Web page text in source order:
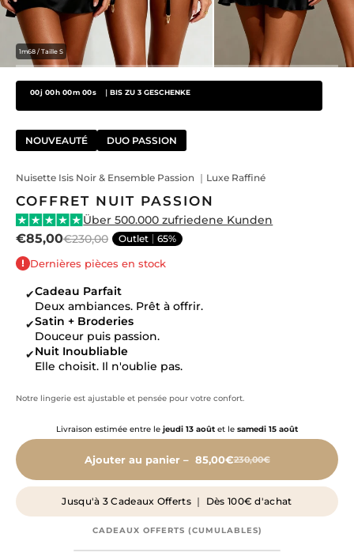
1m68 / Taille S
00j 00h 00m 00s ｜BIS ZU 3 GESCHENKE
NOUVEAUTÉ DUO PASSION
Nuisette Isis Noir & Ensemble Passion ｜Luxe Raffiné
COFFRET NUIT PASSION
Über 500.000 zufriedene Kunden
€85,00€230,00 Outlet 65%
Dernières pièces en stock
✔Cadeau Parfait
Deux ambiances. Prêt à offrir.
✔Satin + Broderies
Douceur puis passion.
✔Nuit Inoubliable
Elle choisit. Il n'oublie pas.
Notre lingerie est ajustable et pensée pour votre confort.
Livraison estimée entre le jeudi 13 août et le samedi 15 août
Ajouter au panier – 85,00€230,00€
Jusqu'à 3 Cadeaux Offerts ｜ Dès 100€ d'achat
CADEAUX OFFERTS (CUMULABLES)